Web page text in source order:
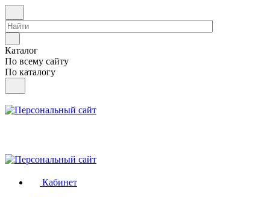
Каталог
По всему сайту
По каталогу
Кабинет